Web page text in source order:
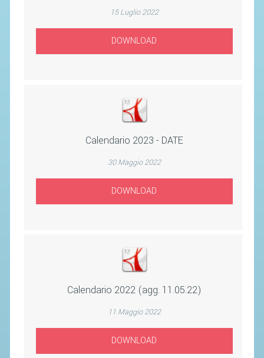
15 Luglio 2022
DOWNLOAD
Calendario 2023 - DATE
30 Maggio 2022
DOWNLOAD
Calendario 2022 (agg. 11.05.22)
11 Maggio 2022
DOWNLOAD
AVVISI E BANDI
SAFEGUARDING
RICHIESTA PATROCINIO
REGOLAMENTI
PROVVEDIMENTI
MAGLIA AZZURRA
STAFF TECNICO
CTF – PALABADMINTON
ATLETI D'INTERESSE NAZIONALE
SCHEDE ATLETI